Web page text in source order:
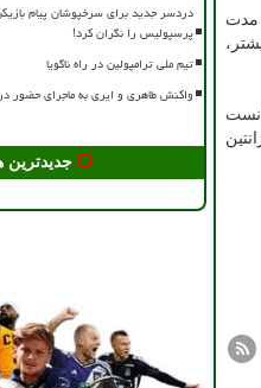
مدت
آرژانتین
دردسر جدید برای سرخپوشان پیام
پرسپولیس را نگران کرد!
تیم ملی ترامپولین در راه ناگویا
واکنش طاهری و ایری به ماجرای حضور
جدیدترین